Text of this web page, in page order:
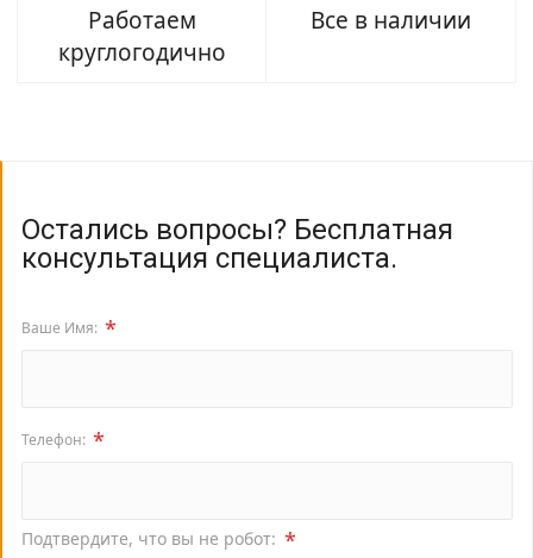
Работаем
круглогодично
Все в наличии
Остались вопросы? Бесплатная
консультация специалиста.
Ваше Имя: *
Телефон: *
Подтвердите, что вы не робот: *